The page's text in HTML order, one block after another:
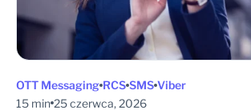
OTT Messaging RCS SMS Viber
15 min 25 czerwca, 2026